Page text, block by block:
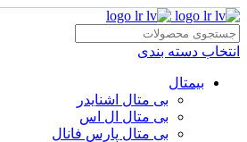
انتخاب دسته بندی
بیمتال
بی متال اشنایدر
بی متال ال اس
بی متال پارس فانال